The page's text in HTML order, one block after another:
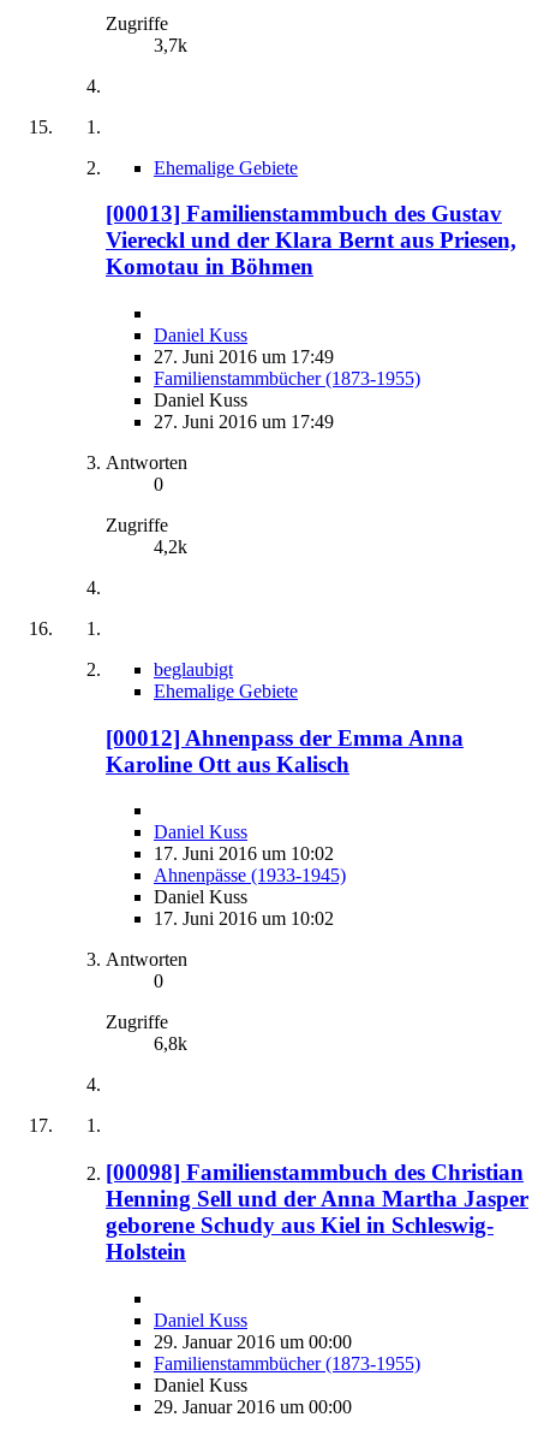
Zugriffe
3,7k
Ehemalige Gebiete
[00013] Familienstammbuch des Gustav
Viereckl und der Klara Bernt aus Priesen,
Komotau in Böhmen
Daniel Kuss
27. Juni 2016 um 17:49
Familienstammbücher (1873-1955)
Daniel Kuss
27. Juni 2016 um 17:49
Antworten
0
Zugriffe
4,2k
beglaubigt
Ehemalige Gebiete
[00012] Ahnenpass der Emma Anna
Karoline Ott aus Kalisch
Daniel Kuss
17. Juni 2016 um 10:02
Ahnenpässe (1933-1945)
Daniel Kuss
17. Juni 2016 um 10:02
Antworten
0
Zugriffe
6,8k
[00098] Familienstammbuch des Christian
Henning Sell und der Anna Martha Jasper
geborene Schudy aus Kiel in Schleswig-
Holstein
Daniel Kuss
29. Januar 2016 um 00:00
Familienstammbücher (1873-1955)
Daniel Kuss
29. Januar 2016 um 00:00